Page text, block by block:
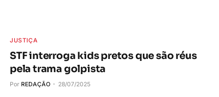
JUSTIÇA
STF interroga kids pretos que são réus
pela trama golpista
Por REDAÇÃO 28/07/2025